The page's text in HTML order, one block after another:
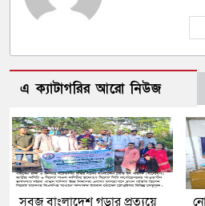
এ ক্যাটাগরির আরো নিউজ
সবুজ বাংলাদেশ গড়ার প্রত্যয়ে